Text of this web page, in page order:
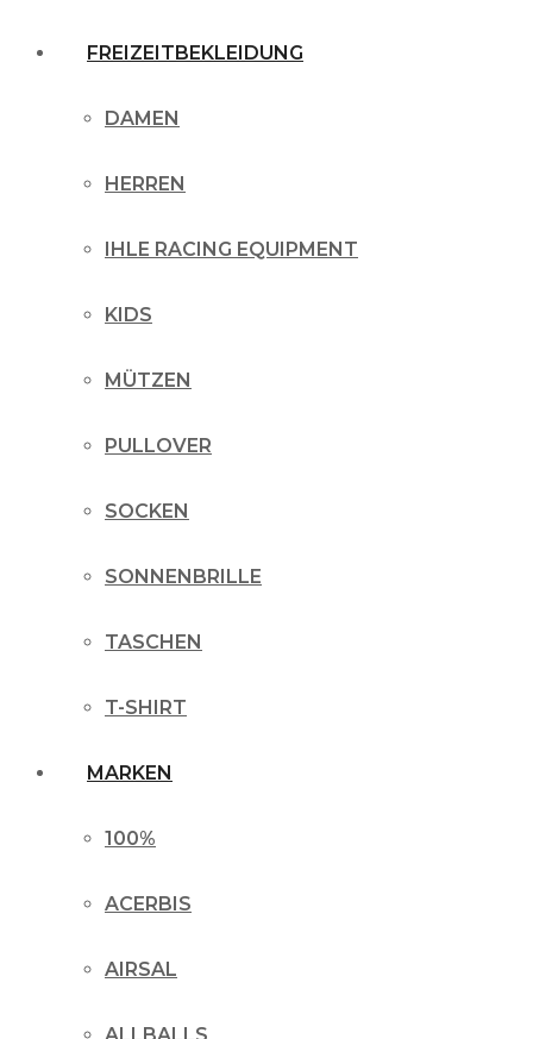
FREIZEITBEKLEIDUNG
DAMEN
HERREN
IHLE RACING EQUIPMENT
KIDS
MÜTZEN
PULLOVER
SOCKEN
SONNENBRILLE
TASCHEN
T-SHIRT
MARKEN
100%
ACERBIS
AIRSAL